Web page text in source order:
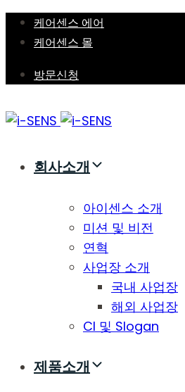
Skip
links
Skip
navigation
to
케어센스 에어
케어센스 몰
방문신청
회사소개
아이센스 소개
미션 및 비전
연혁
사업장 소개
국내 사업장
해외 사업장
CI 및 Slogan
제품소개